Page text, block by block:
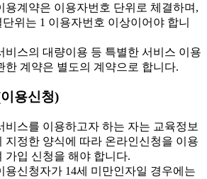
계약은 이용자번호 단위로 체결하며,
단위는 1 이용자번호 이상이어야 합니
스의 대량이용 등 특별한 서비스 이용
한 계약은 별도의 계약으로 합니다.
용신청)
스를 이용하고자 하는 자는 교육정보
지정한 양식에 따라 온라인신청을 이용
가입 신청을 해야 합니다.
신청자가 14세 미만인자일 경우에는